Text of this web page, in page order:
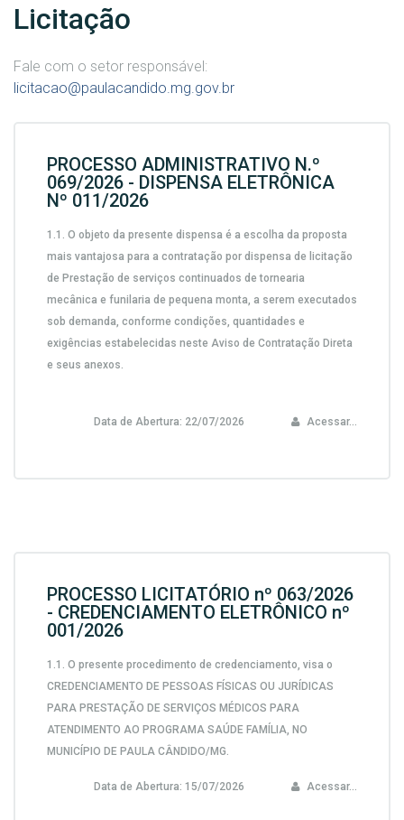
Licitação
Fale com o setor responsável:
licitacao@paulacandido.mg.gov.br
PROCESSO ADMINISTRATIVO N.º
069/2026 - DISPENSA ELETRÔNICA
Nº 011/2026
1.1. O objeto da presente dispensa é a escolha da proposta
mais vantajosa para a contratação por dispensa de licitação
de Prestação de serviços continuados de tornearia
mecânica e funilaria de pequena monta, a serem executados
sob demanda, conforme condições, quantidades e
exigências estabelecidas neste Aviso de Contratação Direta
e seus anexos.
Data de Abertura: 22/07/2026 Acessar...
PROCESSO LICITATÓRIO nº 063/2026
- CREDENCIAMENTO ELETRÔNICO nº
001/2026
1.1. O presente procedimento de credenciamento, visa o
CREDENCIAMENTO DE PESSOAS FÍSICAS OU JURÍDICAS
PARA PRESTAÇÃO DE SERVIÇOS MÉDICOS PARA
ATENDIMENTO AO PROGRAMA SAÚDE FAMÍLIA, NO
MUNICÍPIO DE PAULA CÂNDIDO/MG.
Data de Abertura: 15/07/2026 Acessar...